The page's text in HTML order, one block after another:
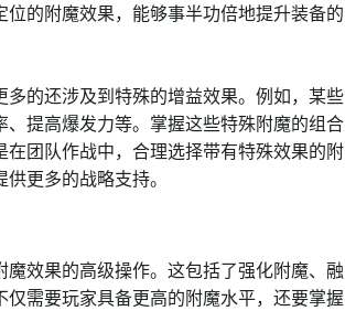
的附魔效果，能够事半功倍地提升装备的
的还涉及到特殊的增益效果。例如，某些
提高爆发力等。掌握这些特殊附魔的组合
团队作战中，合理选择带有特殊效果的附
更多的战略支持。
效果的高级操作。这包括了强化附魔、融
需要玩家具备更高的附魔水平，还要掌握